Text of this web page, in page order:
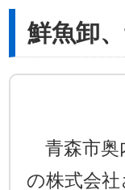
鮮魚卸
青森市奥
の株式会